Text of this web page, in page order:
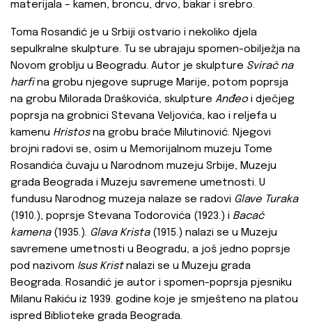
materijala – kamen, broncu, drvo, bakar i srebro.
Toma Rosandić je u Srbiji ostvario i nekoliko djela
sepulkralne skulpture. Tu se ubrajaju spomen-obilježja na
Novom groblju u Beogradu. Autor je skulpture Svirač na
harfina grobu njegove supruge Marije, potom poprsja
na grobu Milorada Draškovića, skulpture Anđeo i dječjeg
poprsja na grobnici Stevana Veljovića, kao i reljefa u
kamenu Hristosna grobu braće Milutinović. Njegovi
brojni radovi se, osim u Мemorijalnom muzeju Tome
Rosandića čuvaju u Narodnom muzeju Srbije, Muzeju
grada Beograda i Muzeju savremene umetnosti. U
fundusu Narodnog muzeja nalaze se radovi Glave Turaka
(1910.), poprsje Stevana Todorovića (1923.) i Bacač
kamena(1935.). Glava Krista(1915.) nalazi se u Muzeju
savremene umetnosti u Beogradu, a još jedno poprsje
pod nazivom Isus Kristnalazi se u Muzeju grada
Beograda. Rosandić je autor i spomen-poprsja pjesniku
Milanu Rakiću iz 1939. godine koje je smješteno na platou
ispred Biblioteke grada Beograda.